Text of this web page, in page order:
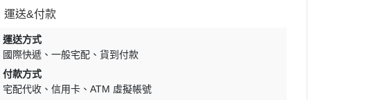
運送&付款
運送方式
國際快遞
一般宅配
貨到付款
付款方式
宅配代收
信用卡 ATM 虛擬帳號